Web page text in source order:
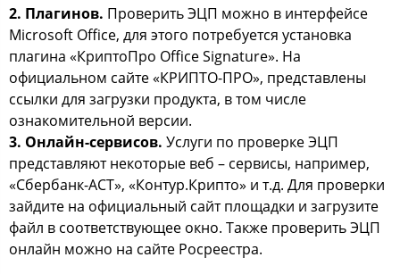
2. Плагинов. Проверить ЭЦП можно в интерфейсе
Microsoft Office, для этого потребуется установка
плагина «КриптоПро Office Signature». На
официальном сайте «КРИПТО-ПРО», представлены
ссылки для загрузки продукта, в том числе
ознакомительной версии.
3. Онлайн-сервисов. Услуги по проверке ЭЦП
представляют некоторые веб – сервисы, например,
«Сбербанк-АСТ», «Контур.Крипто» и т.д. Для проверки
зайдите на официальный сайт площадки и загрузите
файл в соответствующее окно. Также проверить ЭЦП
онлайн можно на сайте Росреестра.